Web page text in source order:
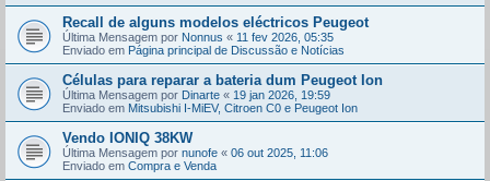
Recall de alguns modelos eléctricos Peugeot
Última Mensagem por Nonnus « 11 fev 2026, 05:35
Enviado em Página principal de Discussão e Notícias
Células para reparar a bateria dum Peugeot Ion
Última Mensagem por Dinarte « 19 jan 2026, 19:59
Enviado em Mitsubishi I-MiEV, Citroen C0 e Peugeot Ion
Vendo IONIQ 38KW
Última Mensagem por nunofe « 06 out 2025, 11:06
Enviado em Compra e Venda